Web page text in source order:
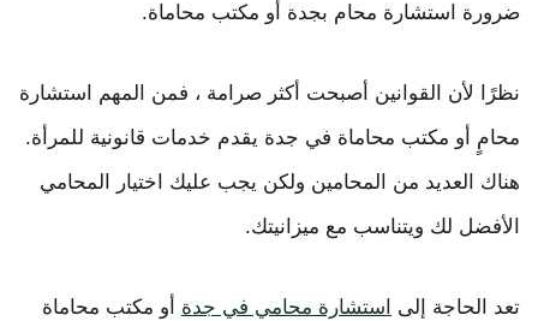
ضرورة استشارة محام بجدة أو مكتب محاماة.
نظرًا لأن القوانين أصبحت أكثر صرامة ، فمن المهم استشارة
محامٍ أو مكتب محاماة في جدة يقدم خدمات قانونية للمرأة.
هناك العديد من المحامين ولكن يجب عليك اختيار المحامي
الأفضل لك ويتناسب مع ميزانيتك.
تعد الحاجة إلى استشارة محامي في جدة أو مكتب محاماة